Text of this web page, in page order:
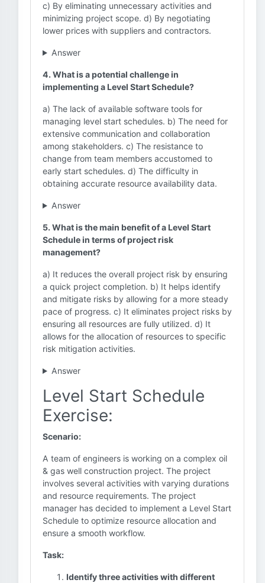
c) By eliminating unnecessary activities and
minimizing project scope. d) By negotiating
lower prices with suppliers and contractors.
Answer
4. What is a potential challenge in
implementing a Level Start Schedule?
a) The lack of available software tools for
managing level start schedules. b) The need for
extensive communication and collaboration
among stakeholders. c) The resistance to
change from team members accustomed to
early start schedules. d) The difficulty in
obtaining accurate resource availability data.
Answer
5. What is the main benefit of a Level Start
Schedule in terms of project risk
management?
a) It reduces the overall project risk by ensuring
a quick project completion. b) It helps identify
and mitigate risks by allowing for a more steady
pace of progress. c) It eliminates project risks by
ensuring all resources are fully utilized. d) It
allows for the allocation of resources to specific
risk mitigation activities.
Answer
Level Start Schedule
Exercise:
Scenario:
A team of engineers is working on a complex oil
& gas well construction project. The project
involves several activities with varying durations
and resource requirements. The project
manager has decided to implement a Level Start
Schedule to optimize resource allocation and
ensure a smooth workflow.
Task:
Identify three activities with different